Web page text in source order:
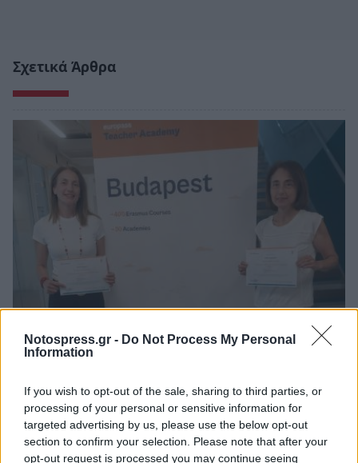
Notospress.gr - Do Not Process My Personal
Information
If you wish to opt-out of the sale, sharing to third parties, or
processing of your personal or sensitive information for
targeted advertising by us, please use the below opt-out
section to confirm your selection. Please note that after your
opt-out request is processed you may continue seeing
Σχετικά Άρθρα
3ο ΓΕΛ Καλαμάτας: Επιμόρφωση
εκπαιδευτικών για τη διαφορετικότητα και
05/08/2026 18:04